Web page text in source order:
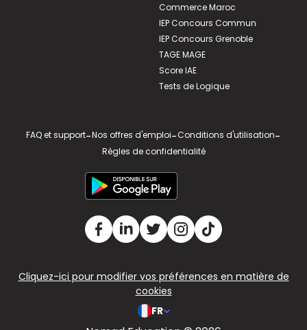
Commerce Maroc
IEP Concours Commun
IEP Concours Grenoble
TAGE MAGE
Score IAE
Tests de Logique
FAQ et support-Nos offres d'emploi-Conditions d'utilisation-
Règles de confidentialité
Cliquez-ici pour modifier vos préférences en matière de
cookies
FR